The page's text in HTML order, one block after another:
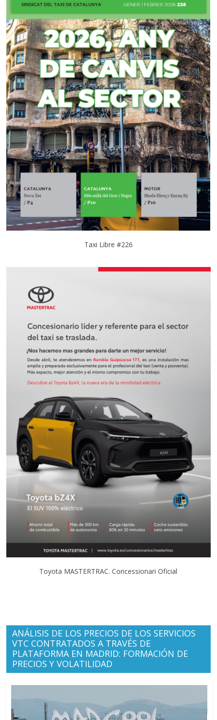
Taxi Libre #226
Toyota MASTERTRAC. Concessionari Oficial
ANÁLISIS DE LOS PRECIOS DE LOS SERVICIOS
VTC CONTRATADOS A TRAVÉS DE
PLATAFORMA EN MADRID: FORMACIÓN DE
PRECIOS Y VOLATILIDAD